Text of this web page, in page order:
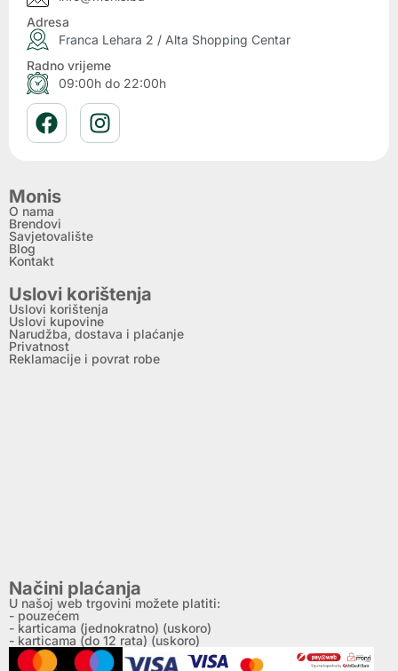
Adresa
Franca Lehara 2 / Alta Shopping Centar
Radno vrijeme
09:00h do 22:00h
Monis
O nama
Brendovi
Savjetovalište
Blog
Kontakt
Uslovi korištenja
Uslovi korištenja
Uslovi kupovine
Narudžba, dostava i plaćanje
Privatnost
Reklamacije i povrat robe
Načini plaćanja
U našoj web trgovini možete platiti:
- pouzećem
- karticama (jednokratno) (uskoro)
- karticama (do 12 rata) (uskoro)